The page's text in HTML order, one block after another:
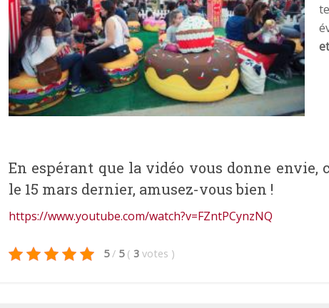
En espérant que la vidéo vous donne envie,
le 15 mars dernier, amusez-vous bien !
https://www.youtube.com/watch?v=FZntPCynzNQ
5 / 5 ( 3 votes )